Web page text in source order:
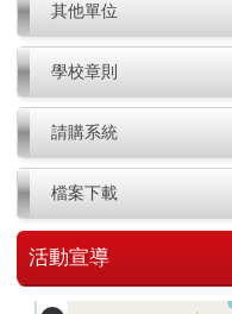
其他單位
學校章則
請購系統
檔案下載
活動宣導